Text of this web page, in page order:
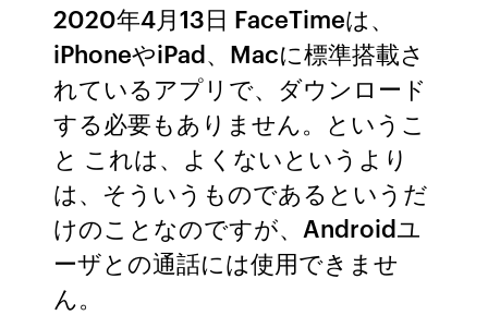
2020年4月13日 FaceTimeは、
iPhoneやiPad、Macに標準搭載さ
れているアプリで、ダウンロード
する必要もありません。というこ
と これは、よくないというより
は、そういうものであるというだ
けのことなのですが、Androidユ
ーザとの通話には使用できませ
ん。